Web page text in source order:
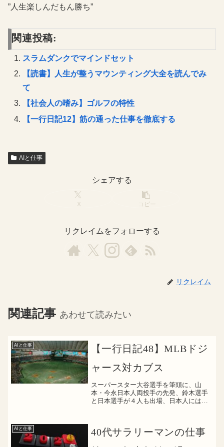
”人生楽しんだもん勝ち”
関連投稿:
スラムダンクでマインドセット
【読書】人生が整うマウンティング大全を読んでみ
て
【社会人の嗜み】ゴルフの特性
【一行日記12】筋の通った仕事を徹底する
AIと仕事
シェアする
X コピー
リクレイムをフォローする
リクレイム
関連記事 あわせて読みたい
AIと仕事
【一行日記48】MLBドジ
ャース対カブス
スーパースター大谷選手を筆頭に、山
本・今永日本人両投手の先発、鈴木選手
と日本選手が４人も出場、日本人には堪
AIと仕事
40代サラリーマンの仕事